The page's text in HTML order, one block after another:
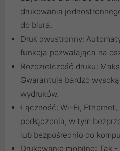
drukowania
do biura.
Druk dwustronny:
funkcja pozwalająca na
Rozdzielczość druku:
Gwarantuje bardzo
wydruków.
Łączność: Wi-Fi, Ethernet,
podłączenia, w tym
lub bezpośrednio do
Drukowanie mobilne: Tak -